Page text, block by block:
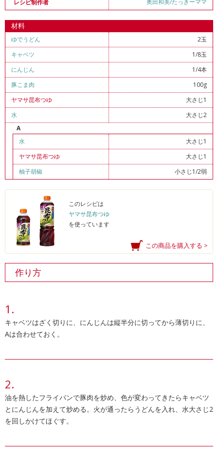
レシピ制作者
奥田和美/たっきーママ
材料
ゆでうどん
2玉
キャベツ
1/8玉
にんじん
1/4本
豚こま肉
100g
ヤマサ昆布つゆ
大さじ1
水
大さじ2
A
水
大さじ1
ヤマサ昆布つゆ
大さじ1
柚子胡椒
小さじ1/2弱
このレシピは
ヤマサ昆布つゆ
を使っています
この商品を購入する >
作り方
キャベツはざく切りに、にんじんは縦半分に切ってから薄切りに、
Aは合わせておく。
油を熱したフライパンで豚肉を炒め、色が変わってきたらキャベツ
とにんじんを加えて炒める。火が通ったらうどんを入れ、水大さじ2
を回しかけてほぐす。